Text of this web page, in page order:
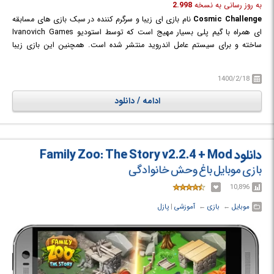
به روز رسانی به نسخه 2.998
Cosmic Challenge نام بازی ای زیبا و سرگرم کننده در سبک بازی های مسابقه
ای همراه با گیم پلی بسیار مهیج است که توسط استودیو Ivanovich Games
ساخته و برای سیستم عامل اندروید منتشر شده است. همچنین این بازی زیبا
کشتی های فضایی برایتان تدارک داده شده است که هر یک از آنها دارای سطح و
توانایی هایی منحصربفرد میباشند و شما نیز میتوانید به میل خود یکی از آنان را
انتخاب کنید. ساخت مسیر مسابقه به دست خودتان است. خود را برای مسابقه
ای نفس گیر و بسیار مهیج با مسیر های چالش برانگیز آماده کنید. بازی همچنین
دارای گرافیکی زیبا و جذاب است که بر زیبایی بازی افزوده است.
1400/2/18
ادامه / دانلود
دانلود Family Zoo: The Story v2.2.4 + Mod
بازی موبایل باغ وحش خانوادگی
10,896
موبایل ← ‏ بازی ← ‏ آموزشی ‏| پازل